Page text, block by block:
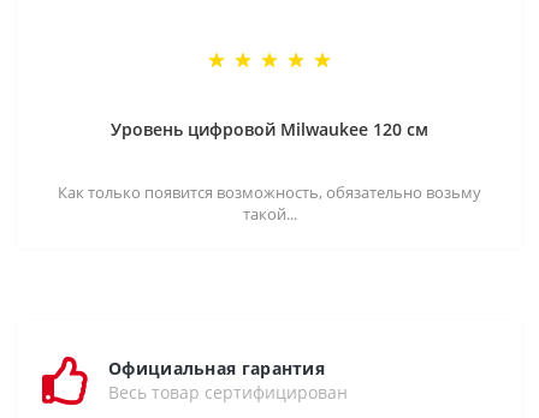
Уровень цифровой Milwaukee 120 см
Как только появится возможность, обязательно возьму
такой...
Официальная гарантия
Весь товар сертифицирован